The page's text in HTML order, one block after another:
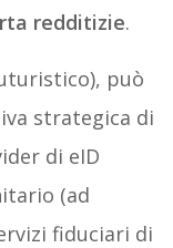
redditizie.
può
strategica di
di eID
(ad
fiduciari di